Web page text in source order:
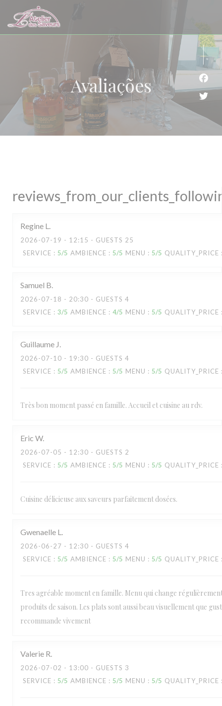
Painel de Gerenciamento de Cookies
Avaliações
Regine L
2026-07-19 - 12:15 - GUESTS 25
SERVICE : 5/5 AMBIENCE : 5/5 MENU : 5/5 QUALITY_PRICE
Samuel B
2026-07-18 - 20:30 - GUESTS 4
SERVICE : 3/5 AMBIENCE : 4/5 MENU : 5/5 QUALITY_PRICE
Guillaume J
2026-07-10 - 19:30 - GUESTS 4
SERVICE : 5/5 AMBIENCE : 5/5 MENU : 5/5 QUALITY_PRICE
Très bon moment passé en famille. Accueil et cuisine au rdv.
Eric W
2026-07-05 - 12:30 - GUESTS 2
SERVICE : 5/5 AMBIENCE : 5/5 MENU : 5/5 QUALITY_PRICE
Cuisine délicieuse aux saveurs parfaitement dosées.
Gwenaelle L
2026-06-27 - 12:30 - GUESTS 4
SERVICE : 5/5 AMBIENCE : 5/5 MENU : 5/5 QUALITY_PRICE
Tres agréable moment en famille. Menu qui change
produits de saison. Les plats sont aussi beau visuellement que
recommande vivement
Valerie R
2026-07-02 - 13:00 - GUESTS 3
SERVICE : 5/5 AMBIENCE : 5/5 MENU : 5/5 QUALITY_PRICE